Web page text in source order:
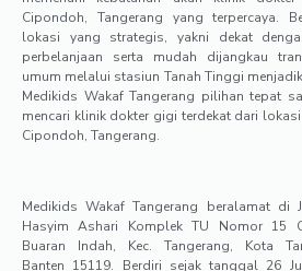
Cipondoh, Tangerang yang terpercaya.
lokasi yang strategis, yakni dekat
perbelanjaan serta mudah dijangkau
umum melalui stasiun Tanah Tinggi
Medikids Wakaf Tangerang pilihan tepat
mencari klinik dokter gigi terdekat dari
Cipondoh, Tangerang.
Medikids Wakaf Tangerang beralamat di
Hasyim Ashari Komplek TU Nomor 15
Buaran Indah, Kec. Tangerang, Kota
Banten 15119. Berdiri sejak tanggal 26